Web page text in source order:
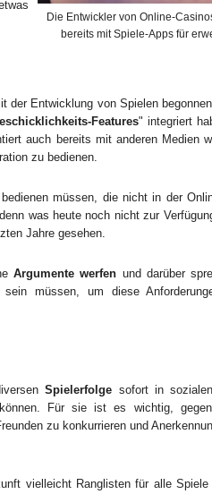
Die Entwickler von Online-
bereits mit Spiele-Apps für
der Entwicklung von Spielen
Features" integriert
auch bereits mit anderen Medien
zu bedienen.
müssen, die nicht in der
was heute noch nicht zur
Jahre gesehen.
Argumente werfen und darüber
sein müssen, um diese
Spielerfolge sofort in
Für sie ist es wichtig,
zu konkurrieren und
vielleicht Ranglisten für alle